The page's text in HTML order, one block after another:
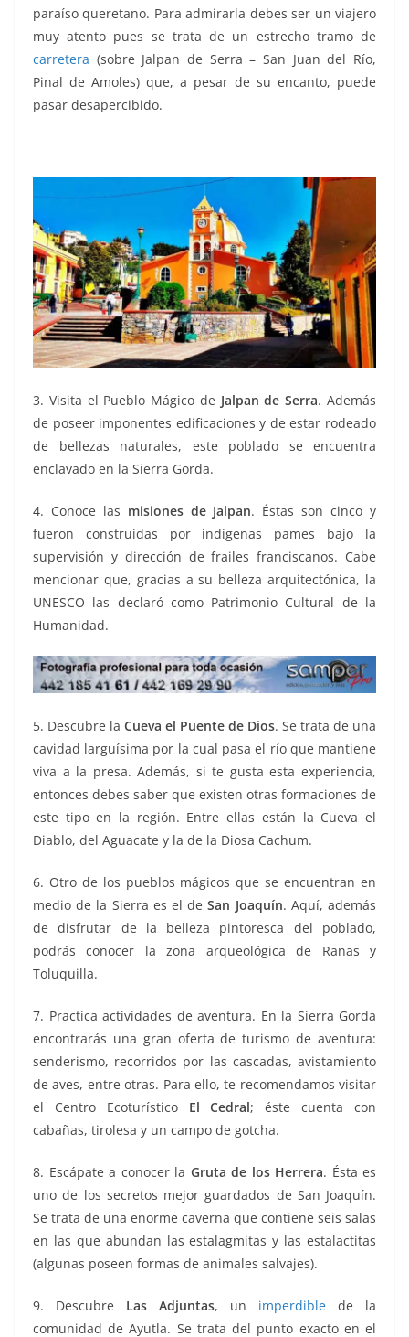
paraíso queretano. Para admirarla debes ser un viajero
muy atento pues se trata de un estrecho tramo de
carretera (sobre Jalpan de Serra – San Juan del Río,
Pinal de Amoles) que, a pesar de su encanto, puede
pasar desapercibido.
3. Visita el Pueblo Mágico de Jalpan de Serra. Además
de poseer imponentes edificaciones y de estar rodeado
de bellezas naturales, este poblado se encuentra
enclavado en la Sierra Gorda.
4. Conoce las misiones de Jalpan. Éstas son cinco y
fueron construidas por indígenas pames bajo la
supervisión y dirección de frailes franciscanos. Cabe
mencionar que, gracias a su belleza arquitectónica, la
UNESCO las declaró como Patrimonio Cultural de la
Humanidad.
5. Descubre la Cueva el Puente de Dios. Se trata de una
cavidad larguísima por la cual pasa el río que mantiene
viva a la presa. Además, si te gusta esta experiencia,
entonces debes saber que existen otras formaciones de
este tipo en la región. Entre ellas están la Cueva el
Diablo, del Aguacate y la de la Diosa Cachum.
6. Otro de los pueblos mágicos que se encuentran en
medio de la Sierra es el de San Joaquín. Aquí, además
de disfrutar de la belleza pintoresca del poblado,
podrás conocer la zona arqueológica de Ranas y
Toluquilla.
7. Practica actividades de aventura. En la Sierra Gorda
encontrarás una gran oferta de turismo de aventura:
senderismo, recorridos por las cascadas, avistamiento
de aves, entre otras. Para ello, te recomendamos visitar
el Centro Ecoturístico El Cedral; éste cuenta con
cabañas, tirolesa y un campo de gotcha.
8. Escápate a conocer la Gruta de los Herrera. Ésta es
uno de los secretos mejor guardados de San Joaquín.
Se trata de una enorme caverna que contiene seis salas
en las que abundan las estalagmitas y las estalactitas
(algunas poseen formas de animales salvajes).
9. Descubre Las Adjuntas, un imperdible de la
comunidad de Ayutla. Se trata del punto exacto en el